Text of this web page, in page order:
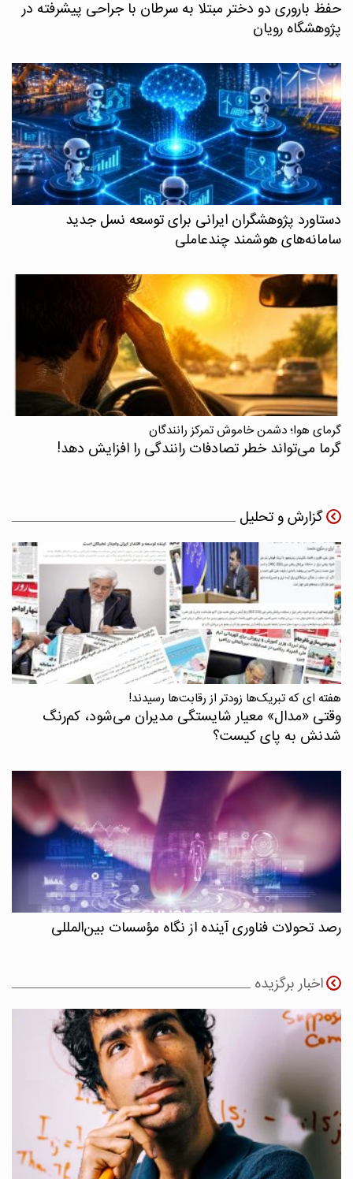
حفظ باروری دو دختر مبتلا به سرطان با جراحی پیشرفته در
پژوهشگاه رویان
دستاورد پژوهشگران ایرانی برای توسعه نسل جدید
سامانه‌های هوشمند چندعاملی
گرمای هوا؛ دشمن خاموش تمرکز رانندگان
گرما می‌تواند خطر تصادفات رانندگی را افزایش دهد!
گزارش و تحلیل
هفته ای که تبریک‌ها زودتر از رقابت‌ها رسیدند!
وقتی «مدال‌» معیار شایستگی مدیران می‌شود، کم‌رنگ
شدنش به پای کیست؟
رصد تحولات فناوری آینده از نگاه مؤسسات بین‌المللی
اخبار برگزیده